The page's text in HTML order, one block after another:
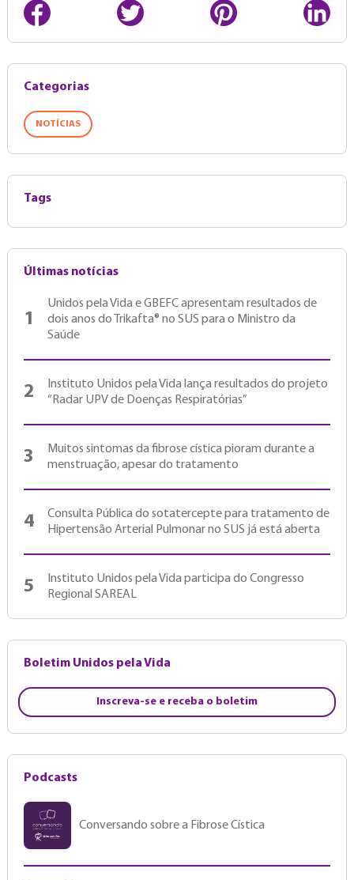
Categorias
NOTÍCIAS
Tags
Últimas notícias
1
Unidos pela Vida e GBEFC apresentam resultados de
dois anos do Trikafta® no SUS para o Ministro da
Saúde
2
Instituto Unidos pela Vida lança resultados do projeto
“Radar UPV de Doenças Respiratórias”
3
Muitos sintomas da fibrose cística pioram durante a
menstruação, apesar do tratamento
4
Consulta Pública do sotatercepte para tratamento de
Hipertensão Arterial Pulmonar no SUS já está aberta
5
Instituto Unidos pela Vida participa do Congresso
Regional SAREAL
Boletim Unidos pela Vida
Inscreva-se e receba o boletim
Podcasts
Conversando sobre a Fibrose Cística